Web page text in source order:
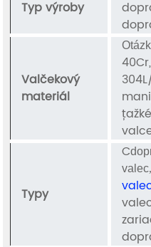
Typ výroby
Valčekový
materiál
Typy
C
valec,